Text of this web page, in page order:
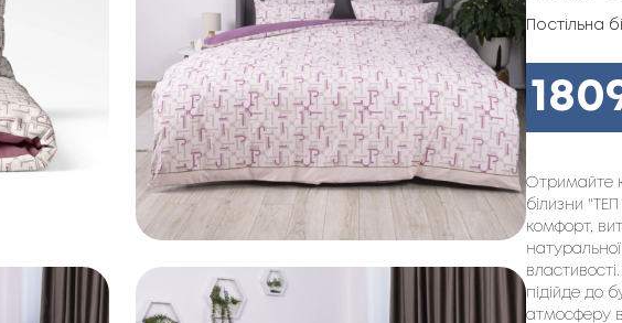
Постільна
Отримайте
білизни
комфорт,
підійде до
атмосферу